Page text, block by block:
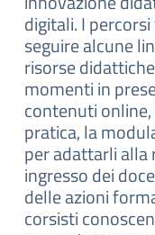
digitali. I
seguire alcune
risorse
momenti in
contenuti
pratica, la
per adattarli alla
ingresso dei
delle azioni
corsisti